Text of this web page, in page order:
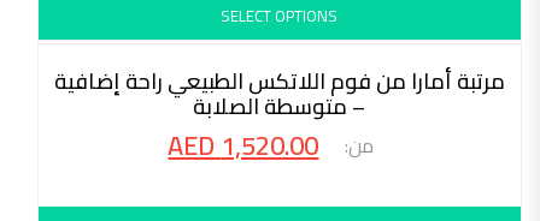
SELECT OPTIONS
محاكمة 30 ليلة
مرتبة أمارا من فوم اللاتكس الطبيعي راحة إضافية
– متوسطة الصلابة
AED1,520.00